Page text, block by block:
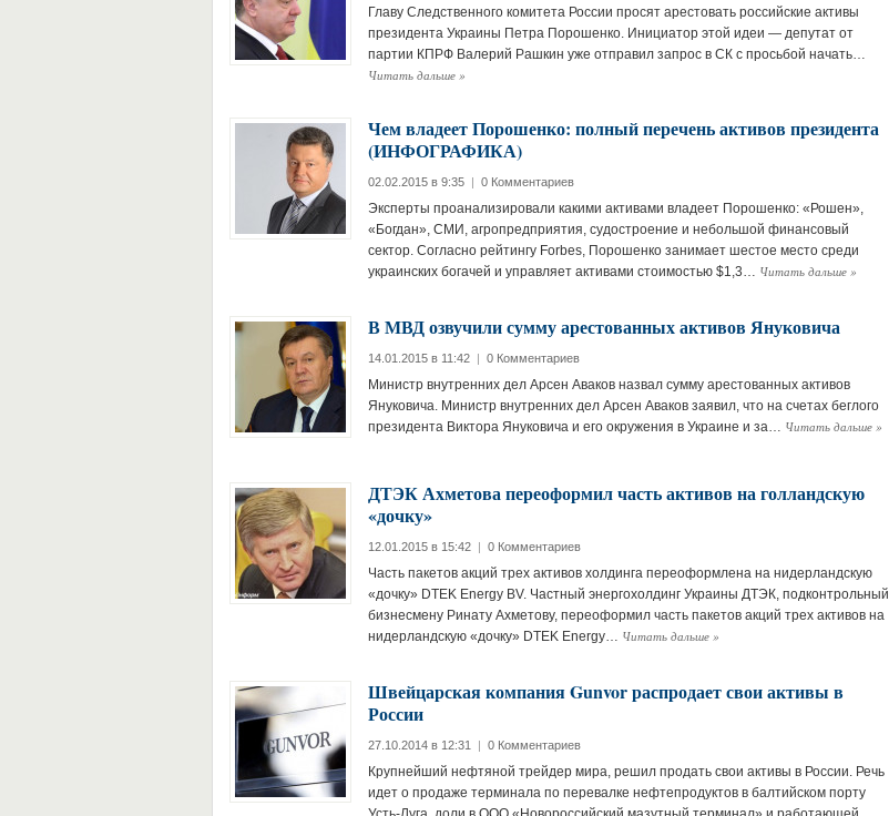
Главу Следственного комитета России просят арестовать российские активы
президента Украины Петра Порошенко. Инициатор этой идеи — депутат от
партии КПРФ Валерий Рашкин уже отправил запрос в СК с просьбой начать…
Читать дальше »
Чем владеет Порошенко: полный перечень активов президента
(ИНФОГРАФИКА)
02.02.2015 в 9:35 | 0 Комментариев
Эксперты проанализировали какими активами владеет Порошенко: «Рошен»,
«Богдан», СМИ, агропредприятия, судостроение и небольшой финансовый
сектор. Согласно рейтингу Forbes, Порошенко занимает шестое место среди
украинских богачей и управляет активами стоимостью $1,3… Читать дальше »
В МВД озвучили сумму арестованных активов Януковича
14.01.2015 в 11:42 | 0 Комментариев
Министр внутренних дел Арсен Аваков назвал сумму арестованных активов
Януковича. Министр внутренних дел Арсен Аваков заявил, что на счетах беглого
президента Виктора Януковича и его окружения в Украине и за… Читать дальше »
ДТЭК Ахметова переоформил часть активов на голландскую
«дочку»
12.01.2015 в 15:42 | 0 Комментариев
Часть пакетов акций трех активов холдинга переоформлена на нидерландскую
«дочку» DTEK Energy BV. Частный энергохолдинг Украины ДТЭК, подконтрольный
бизнесмену Ринату Ахметову, переоформил часть пакетов акций трех активов на
нидерландскую «дочку» DTEK Energy… Читать дальше »
Швейцарская компания Gunvor распродает свои активы в
России
27.10.2014 в 12:31 | 0 Комментариев
Крупнейший нефтяной трейдер мира, решил продать свои активы в России. Речь
идет о продаже терминала по перевалке нефтепродуктов в балтийском порту